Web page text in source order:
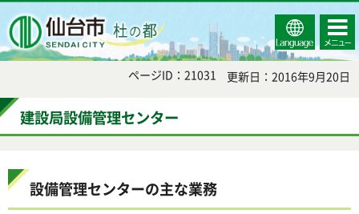
Select
Language
コンテ
ンツメ
ニュー
ページID：21031 更新日：2016年9月20日
建設局設備管理センター
設備管理センターの主な業務